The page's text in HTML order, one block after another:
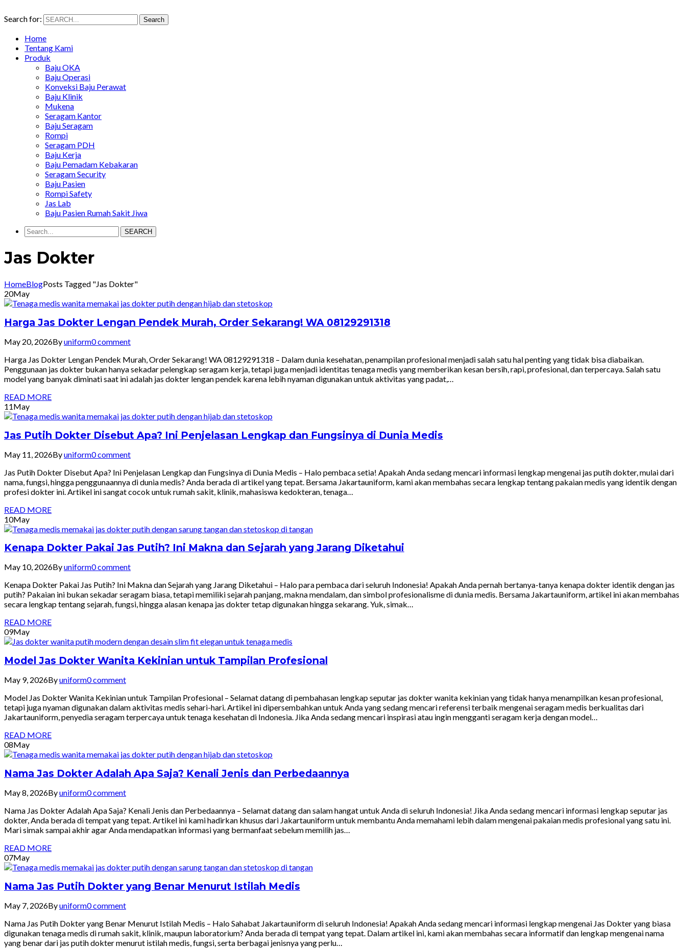
Search for: Search
Home
Tentang Kami
Produk
Baju OKA
Baju Operasi
Konveksi Baju Perawat
Baju Klinik
Mukena
Seragam Kantor
Baju Seragam
Rompi
Seragam PDH
Baju Kerja
Baju Pemadam Kebakaran
Seragam Security
Baju Pasien
Rompi Safety
Jas Lab
Baju Pasien Rumah Sakit Jiwa
SEARCH
Jas Dokter
HomeBlogPosts Tagged "Jas Dokter"
20May
Harga Jas Dokter Lengan Pendek Murah, Order Sekarang! WA 08129291318
May 20, 2026Byuniform0 comment
Harga Jas Dokter Lengan Pendek Murah, Order Sekarang! WA 08129291318 – Dalam dunia kesehatan, penampilan profesional menjadi salah satu hal penting yang tidak bisa diabaikan.
Penggunaan jas dokter bukan hanya sekadar pelengkap seragam kerja, tetapi juga menjadi identitas tenaga medis yang memberikan kesan bersih, rapi, profesional, dan terpercaya. Salah satu
model yang banyak diminati saat ini adalah jas dokter lengan pendek karena lebih nyaman digunakan untuk aktivitas yang padat,…
READ MORE
11May
Jas Putih Dokter Disebut Apa? Ini Penjelasan Lengkap dan Fungsinya di Dunia Medis
May 11, 2026Byuniform0 comment
Jas Putih Dokter Disebut Apa? Ini Penjelasan Lengkap dan Fungsinya di Dunia Medis – Halo pembaca setia! Apakah Anda sedang mencari informasi lengkap mengenai jas putih dokter, mulai dari
nama, fungsi, hingga penggunaannya di dunia medis? Anda berada di artikel yang tepat. Bersama Jakartauniform, kami akan membahas secara lengkap tentang pakaian medis yang identik dengan
profesi dokter ini. Artikel ini sangat cocok untuk rumah sakit, klinik, mahasiswa kedokteran, tenaga…
READ MORE
10May
Kenapa Dokter Pakai Jas Putih? Ini Makna dan Sejarah yang Jarang Diketahui
May 10, 2026Byuniform0 comment
Kenapa Dokter Pakai Jas Putih? Ini Makna dan Sejarah yang Jarang Diketahui – Halo para pembaca dari seluruh Indonesia! Apakah Anda pernah bertanya-tanya kenapa dokter identik dengan jas
putih? Pakaian ini bukan sekadar seragam biasa, tetapi memiliki sejarah panjang, makna mendalam, dan simbol profesionalisme di dunia medis. Bersama Jakartauniform, artikel ini akan membahas
secara lengkap tentang sejarah, fungsi, hingga alasan kenapa jas dokter tetap digunakan hingga sekarang. Yuk, simak…
READ MORE
09May
Model Jas Dokter Wanita Kekinian untuk Tampilan Profesional
May 9, 2026Byuniform0 comment
Model Jas Dokter Wanita Kekinian untuk Tampilan Profesional – Selamat datang di pembahasan lengkap seputar jas dokter wanita kekinian yang tidak hanya menampilkan kesan profesional,
tetapi juga nyaman digunakan dalam aktivitas medis sehari-hari. Artikel ini dipersembahkan untuk Anda yang sedang mencari referensi terbaik mengenai seragam medis berkualitas dari
Jakartauniform, penyedia seragam terpercaya untuk tenaga kesehatan di Indonesia. Jika Anda sedang mencari inspirasi atau ingin mengganti seragam kerja dengan model…
READ MORE
08May
Nama Jas Dokter Adalah Apa Saja? Kenali Jenis dan Perbedaannya
May 8, 2026Byuniform0 comment
Nama Jas Dokter Adalah Apa Saja? Kenali Jenis dan Perbedaannya – Selamat datang dan salam hangat untuk Anda di seluruh Indonesia! Jika Anda sedang mencari informasi lengkap seputar jas
dokter, Anda berada di tempat yang tepat. Artikel ini kami hadirkan khusus dari Jakartauniform untuk membantu Anda memahami lebih dalam mengenai pakaian medis profesional yang satu ini.
Mari simak sampai akhir agar Anda mendapatkan informasi yang bermanfaat sebelum memilih jas…
READ MORE
07May
Nama Jas Putih Dokter yang Benar Menurut Istilah Medis
May 7, 2026Byuniform0 comment
Nama Jas Putih Dokter yang Benar Menurut Istilah Medis – Halo Sahabat Jakartauniform di seluruh Indonesia! Apakah Anda sedang mencari informasi lengkap mengenai Jas Dokter yang biasa
digunakan tenaga medis di rumah sakit, klinik, maupun laboratorium? Anda berada di tempat yang tepat. Dalam artikel ini, kami akan membahas secara informatif dan lengkap mengenai nama
yang benar dari jas putih dokter menurut istilah medis, fungsi, serta berbagai jenisnya yang perlu…